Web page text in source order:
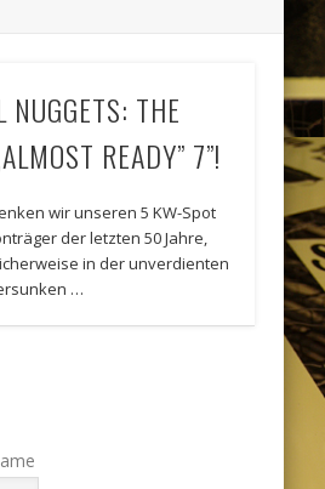
NUGGETS: THE
READY” 7”!
wir unseren 5 KW-Spot
der letzten 50 Jahre,
in der unverdienten
…